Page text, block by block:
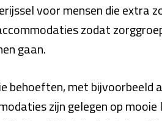
voor mensen die extra
zodat
gaan.
behoeften, met bijvoorbeeld
zijn gelegen op